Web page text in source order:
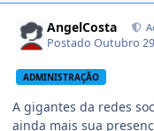
AngelCosta
PostadoOutubro
ADMINISTRAÇÃO
A gigantes da redes
ainda mais sua